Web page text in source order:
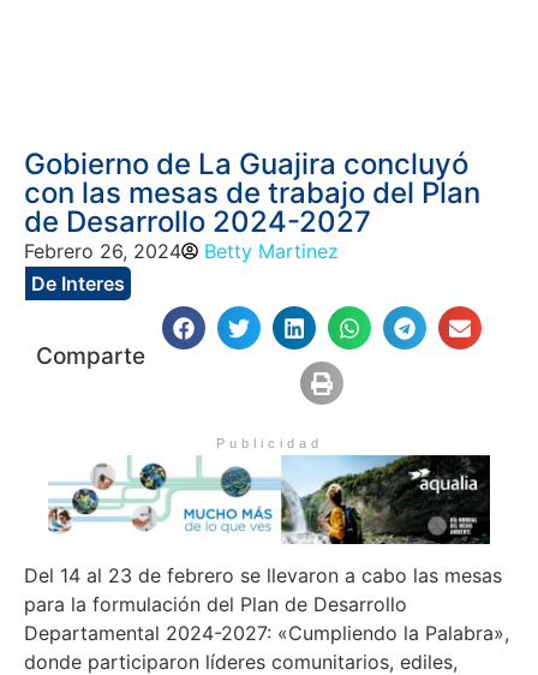
Gobierno de La Guajira concluyó
con las mesas de trabajo del Plan
de Desarrollo 2024-2027
Febrero 26, 2024
Betty Martinez
De Interes
Comparte
Publicidad
Del 14 al 23 de febrero se llevaron a cabo las mesas
para la formulación del Plan de Desarrollo
Departamental 2024-2027: «Cumpliendo la Palabra»,
donde participaron líderes comunitarios, ediles,